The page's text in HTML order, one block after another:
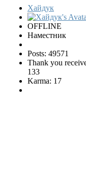
Хайдук
OFFLINE
Наместник
Posts: 49571
Thank you
133
Karma: 17